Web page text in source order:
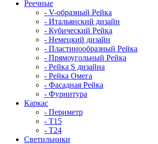
Реечные
- V-образный Рейка
- Итальянский дизайн
- Кубический Рейка
- Немецкий дизайн
- Пластинообразный Рейка
- Прямоугольный Рейка
- Рейка S дизайна
- Рейка Омега
- Фасадная Рейка
- Фурнитура
Каркас
- Периметр
- Т15
- Т24
Светильники